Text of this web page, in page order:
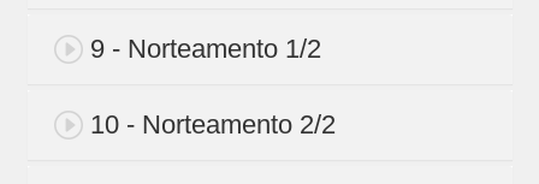
9 - Norteamento 1/2
10 - Norteamento 2/2